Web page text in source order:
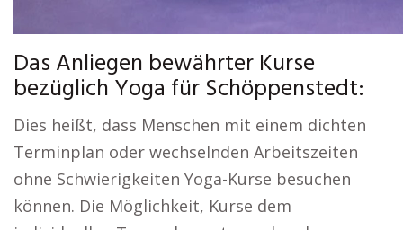
Das Anliegen bewährter Kurse
bezüglich Yoga für Schöppenstedt:
Dies heißt, dass Menschen mit einem dichten
Terminplan oder wechselnden Arbeitszeiten
ohne Schwierigkeiten Yoga-Kurse besuchen
können. Die Möglichkeit, Kurse dem